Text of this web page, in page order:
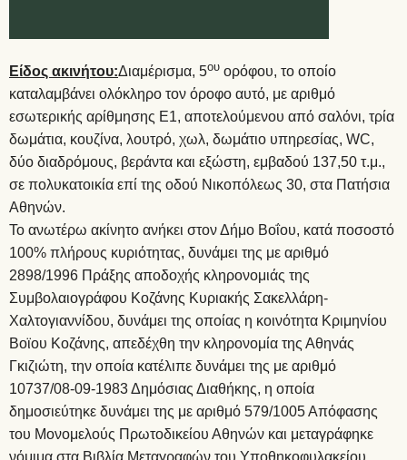
Είδος ακινήτου:Διαμέρισμα, 5ου ορόφου, το οποίο
καταλαμβάνει ολόκληρο τον όροφο αυτό, με αριθμό
εσωτερικής αρίθμησης Ε1, αποτελούμενου από σαλόνι, τρία
δωμάτια, κουζίνα, λουτρό, χωλ, δωμάτιο υπηρεσίας, WC,
δύο διαδρόμους, βεράντα και εξώστη, εμβαδού 137,50 τ.μ.,
σε πολυκατοικία επί της οδού Νικοπόλεως 30, στα Πατήσια
Αθηνών.
Το ανωτέρω ακίνητο ανήκει στον Δήμο Βοΐου, κατά ποσοστό
100% πλήρους κυριότητας, δυνάμει της με αριθμό
2898/1996 Πράξης αποδοχής κληρονομιάς της
Συμβολαιογράφου Κοζάνης Κυριακής Σακελλάρη-
Χαλτογιαννίδου, δυνάμει της οποίας η κοινότητα Κριμηνίου
Βοϊου Κοζάνης, απεδέχθη την κληρονομία της Αθηνάς
Γκιζιώτη, την οποία κατέλιπε δυνάμει της με αριθμό
10737/08-09-1983 Δημόσιας Διαθήκης, η οποία
δημοσιεύτηκε δυνάμει της με αριθμό 579/1005 Απόφασης
του Μονομελούς Πρωτοδικείου Αθηνών και μεταγράφηκε